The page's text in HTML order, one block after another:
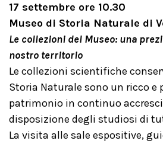
17 settembre ore 10.30
Museo di Storia Naturale di
Le collezioni del Museo: una
nostro territorio
Le collezioni scientifiche
Storia Naturale sono un ricco e
patrimonio in continuo
disposizione degli studiosi di
La visita alle sale espositive,